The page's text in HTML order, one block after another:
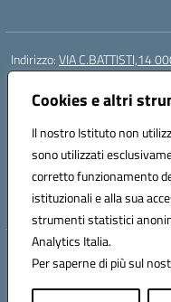
Cookies e altri
Il nostro Istituto non
sono utilizzati
corretto funzionamento
istituzionali e alla sua
strumenti statistici
Analytics Italia.
Per saperne di più sul
Indirizzo:VIA C.BATTISTI,14
Centralino:
Posta elettronica certificata
Codice fiscale: 84002620585
Codice meccanografico:
Codice Indice delle
Codice unico di fatturazione
Hosting &
Concept &